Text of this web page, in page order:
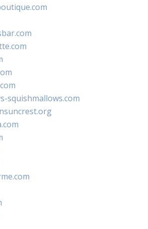
squishmallows.com